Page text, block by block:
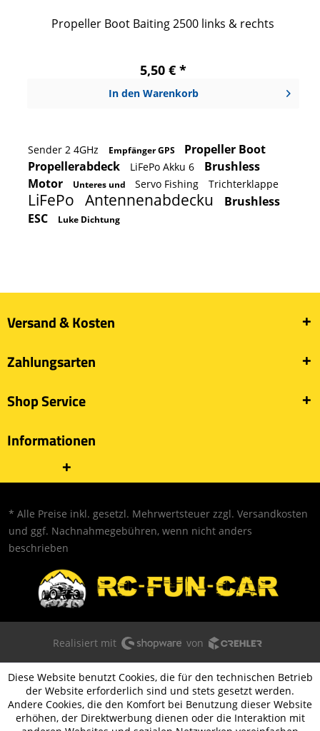
Propeller Boot Baiting 2500 links & rechts
5,50 € *
In den Warenkorb
Sender 2 4GHz Empfänger GPS
Propeller Boot
Propellerabdeck
LiFePo Akku 6
Brushless
Motor
Unteres und Servo Fishing Trichterklappe
LiFePo Antennenabdecku
Brushless
ESC
Luke Dichtung
Versand & Kosten
Zahlungsarten
Shop Service
Informationen
* Alle Preise inkl. gesetzl. Mehrwertsteuer zzgl. Versandkosten
und ggf. Nachnahmegebühren, wenn nicht anders
beschrieben
Realisiert mit von
Diese Website benutzt Cookies, die für den technischen Betrieb
der Website erforderlich sind und stets gesetzt werden.
Andere Cookies, die den Komfort bei Benutzung dieser Website
erhöhen, der Direktwerbung dienen oder die Interaktion mit